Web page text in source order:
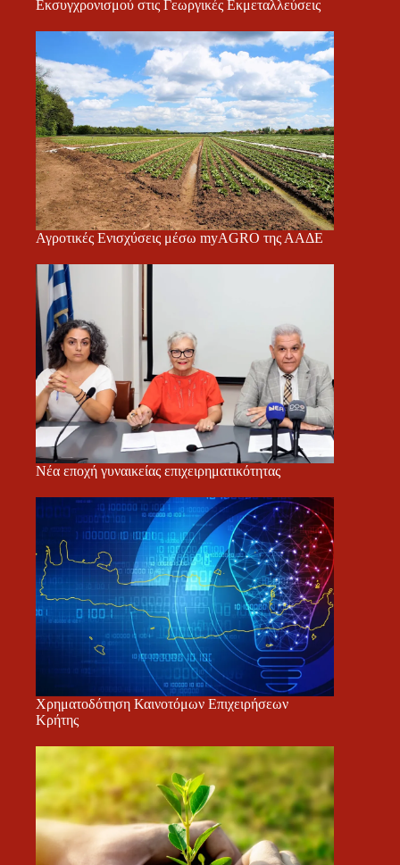
Εκσυγχρονισμού στις Γεωργικές Εκμεταλλεύσεις
Αγροτικές Ενισχύσεις μέσω myAGRO της ΑΑΔΕ
Νέα εποχή γυναικείας επιχειρηματικότητας
Χρηματοδότηση Καινοτόμων Επιχειρήσεων
Κρήτης